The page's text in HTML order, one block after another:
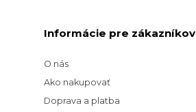
Informácie pre zákazníkov
O nás
Ako nakupovať
Doprava a platba